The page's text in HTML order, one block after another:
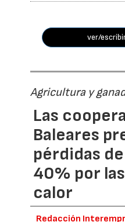
ver/
Agricultura y
Las
Baleares
pérdidas
40% por
calor
Redacción